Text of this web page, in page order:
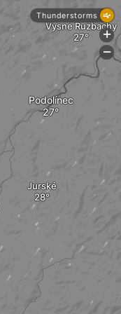
Podolínec
Jurské
Vysne Ruzbachy
Thunderstorms
+
-